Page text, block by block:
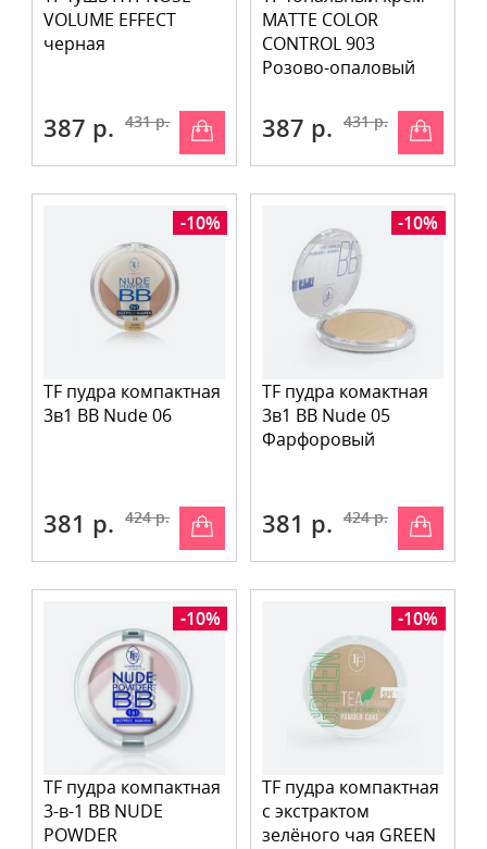
VOLUME EFFECT
черная
387 р. 431 р.
MATTE COLOR
CONTROL 903
Розово-опаловый
387 р. 431 р.
-10%
TF пудра компактная
3в1 BB Nude 06
381 р. 424 р.
-10%
TF пудра комактная
3в1 BB Nude 05
Фарфоровый
381 р. 424 р.
-10%
TF пудра компактная
3-в-1 BB NUDE
POWDER
-10%
TF пудра компактная
с экстрактом
зелёного чая GREEN